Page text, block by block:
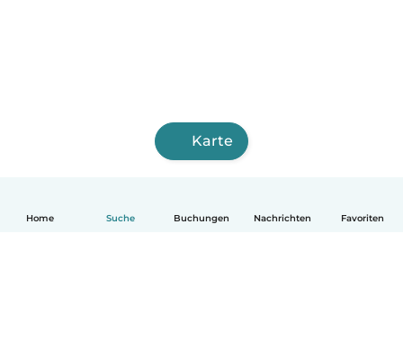
Home Suche Buchungen Nachrichten Favoriten
Karte